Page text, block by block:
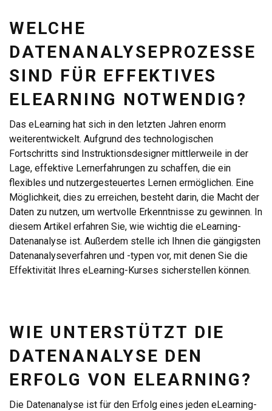
WELCHE
DATENANALYSEPROZESSE
SIND FÜR EFFEKTIVES
ELEARNING NOTWENDIG?
Das eLearning hat sich in den letzten Jahren enorm
weiterentwickelt. Aufgrund des technologischen
Fortschritts sind Instruktionsdesigner mittlerweile in der
Lage, effektive Lernerfahrungen zu schaffen, die ein
flexibles und nutzergesteuertes Lernen ermöglichen. Eine
Möglichkeit, dies zu erreichen, besteht darin, die Macht der
Daten zu nutzen, um wertvolle Erkenntnisse zu gewinnen. In
diesem Artikel erfahren Sie, wie wichtig die eLearning-
Datenanalyse ist. Außerdem stelle ich Ihnen die gängigsten
Datenanalyseverfahren und -typen vor, mit denen Sie die
Effektivität Ihres eLearning-Kurses sicherstellen können.
WIE UNTERSTÜTZT DIE
DATENANALYSE DEN
ERFOLG VON ELEARNING?
Die Datenanalyse ist für den Erfolg eines jeden eLearning-